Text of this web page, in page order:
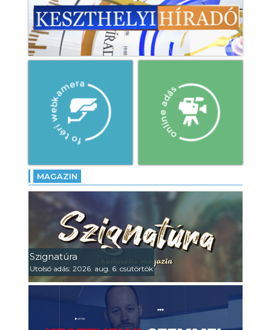
MAGAZIN
Szignatúra
Utolsó adás: 2026. aug. 6. csütörtök